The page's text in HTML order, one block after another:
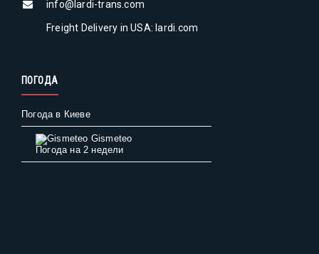
info@lardi-trans.com
Freight Delivery in USA: lardi.com
ПОГОДА
Погода в Киеве
Gismeteo
Погода на 2 недели